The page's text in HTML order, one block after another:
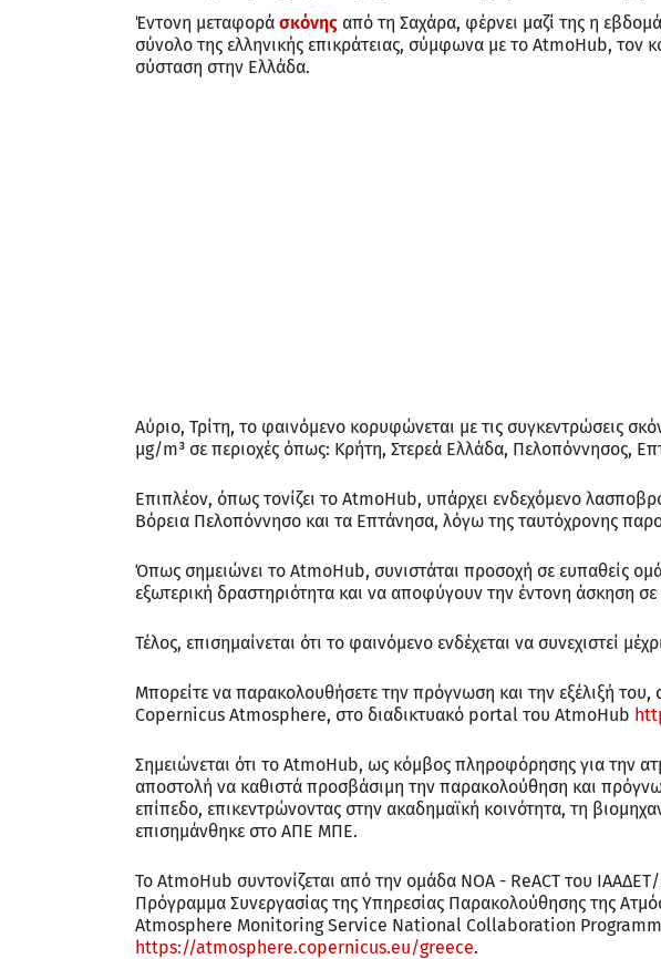
Έντονη μεταφορά σκόνης από τη Σαχάρα, φέρνει μαζί της η
σύνολο της ελληνικής επικράτειας, σύμφωνα με το AtmoHub,
σύσταση στην Ελλάδα.
Αύριο, Τρίτη, το φαινόμενο κορυφώνεται με τις συγκεντρώσεις
μg/m³ σε περιοχές όπως: Κρήτη, Στερεά Ελλάδα, Πελοπόννησος,
Επιπλέον, όπως τονίζει το AtmoHub, υπάρχει ενδεχόμενο
Βόρεια Πελοπόννησο και τα Επτάνησα, λόγω της ταυτόχρονης
Όπως σημειώνει το AtmoHub, συνιστάται προσοχή σε ευπαθείς
εξωτερική δραστηριότητα και να αποφύγουν την έντονη άσκηση
Τέλος, επισημαίνεται ότι το φαινόμενο ενδέχεται να συνεχιστεί
Μπορείτε να παρακολουθήσετε την πρόγνωση και την εξέλιξή
Copernicus Atmosphere, στο διαδικτυακό portal του AtmoHub
Σημειώνεται ότι τo AtmoHub, ως κόμβος πληροφόρησης για την
αποστολή να καθιστά προσβάσιμη την παρακολούθηση και
επίπεδο, επικεντρώνοντας στην ακαδημαϊκή κοινότητα, τη
επισημάνθηκε στο ΑΠΕ ΜΠΕ.
Το AtmoHub συντονίζεται από την ομάδα NOA - ReACT του
Πρόγραμμα Συνεργασίας της Υπηρεσίας Παρακολούθησης της
Atmosphere Monitoring Service National Collaboration
https://atmosphere.copernicus.eu/greece.